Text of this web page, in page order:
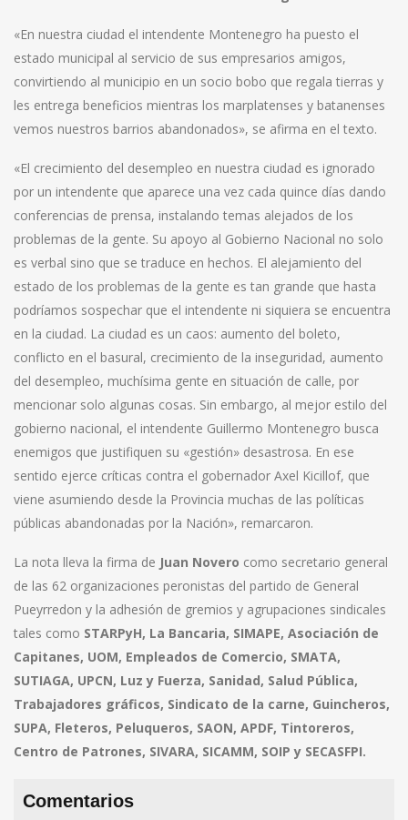
«En nuestra ciudad el intendente Montenegro ha puesto el
estado municipal al servicio de sus empresarios amigos,
convirtiendo al municipio en un socio bobo que regala tierras y
les entrega beneficios mientras los marplatenses y batanenses
vemos nuestros barrios abandonados», se afirma en el texto.
«El crecimiento del desempleo en nuestra ciudad es ignorado
por un intendente que aparece una vez cada quince días dando
conferencias de prensa, instalando temas alejados de los
problemas de la gente. Su apoyo al Gobierno Nacional no solo
es verbal sino que se traduce en hechos. El alejamiento del
estado de los problemas de la gente es tan grande que hasta
podríamos sospechar que el intendente ni siquiera se encuentra
en la ciudad. La ciudad es un caos: aumento del boleto,
conflicto en el basural, crecimiento de la inseguridad, aumento
del desempleo, muchísima gente en situación de calle, por
mencionar solo algunas cosas. Sin embargo, al mejor estilo del
gobierno nacional, el intendente Guillermo Montenegro busca
enemigos que justifiquen su «gestión» desastrosa. En ese
sentido ejerce críticas contra el gobernador Axel Kicillof, que
viene asumiendo desde la Provincia muchas de las políticas
públicas abandonadas por la Nación», remarcaron.
La nota lleva la firma de Juan Novero como secretario general
de las 62 organizaciones peronistas del partido de General
Pueyrredon y la adhesión de gremios y agrupaciones sindicales
tales como STARPyH, La Bancaria, SIMAPE, Asociación de
Capitanes, UOM, Empleados de Comercio, SMATA,
SUTIAGA, UPCN, Luz y Fuerza, Sanidad, Salud Pública,
Trabajadores gráficos, Sindicato de la carne, Guincheros,
SUPA, Fleteros, Peluqueros, SAON, APDF, Tintoreros,
Centro de Patrones, SIVARA, SICAMM, SOIP y SECASFPI.
Comentarios